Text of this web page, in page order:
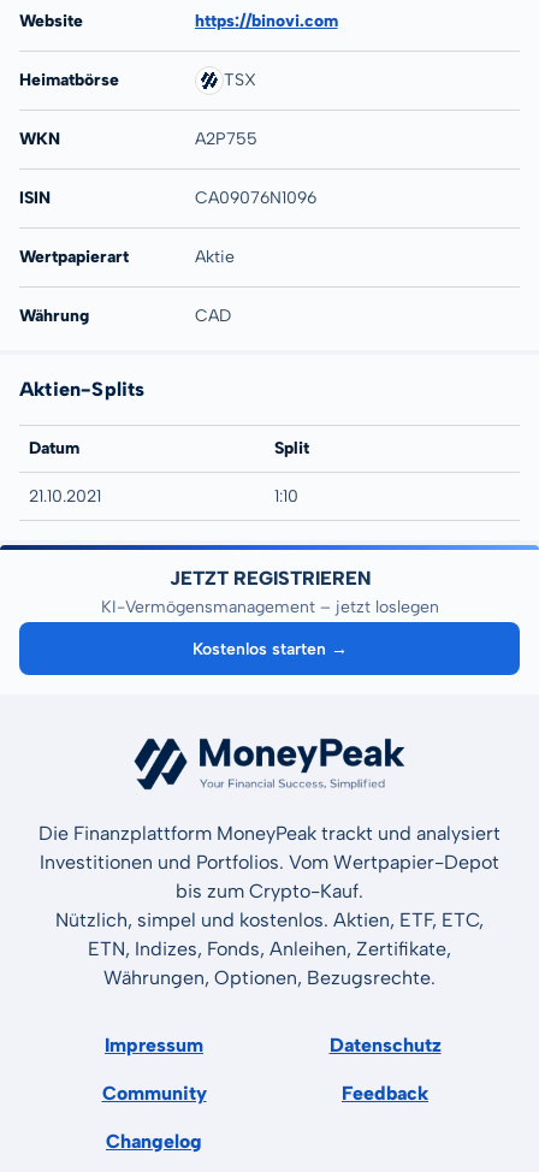
Website https://binovi.com
Heimatbörse TSX
WKN A2P755
ISIN CA09076N1096
Wertpapierart Aktie
Währung CAD
Aktien-Splits
Datum Split
21.10.2021 1:10
JETZT REGISTRIEREN
KI-Vermögensmanagement – jetzt loslegen
Kostenlos starten →
Die Finanzplattform MoneyPeak trackt und analysiert
Investitionen und Portfolios. Vom Wertpapier-Depot
bis zum Crypto-Kauf.
Nützlich, simpel und kostenlos. Aktien, ETF, ETC,
ETN, Indizes, Fonds, Anleihen, Zertifikate,
Währungen, Optionen, Bezugsrechte.
Impressum Datenschutz
Community Feedback
Changelog